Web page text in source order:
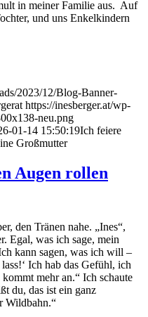
in meiner Familie aus. Auf
und uns Enkelkindern
2023/12/Blog-Banner-
https://inesberger.at/wp-
neu.png
01-14 15:50:19Ich feiere
Großmutter
Augen rollen
den Tränen nahe. „Ines“,
Egal, was ich sage, mein
kann sagen, was ich will –
Ich hab das Gefühl, ich
mehr an.“ Ich schaute
du, das ist ein ganz
Wildbahn.“